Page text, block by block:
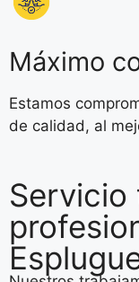
Máximo
Estamos
de calidad, al
Servicio